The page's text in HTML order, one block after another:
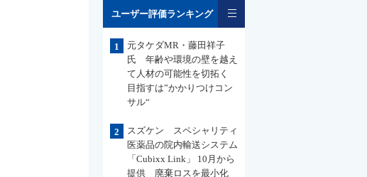
ユーザー評価ランキング
1
元タケダMR・藤田祥子
氏 年齢や環境の壁を越え
て人材の可能性を切拓く
目指すは”かかりつけコン
サル“
2
スズケン スペシャリティ
医薬品の院内輸送システム
「Cubixx Link」 10月から
提供 廃棄ロスを最小化